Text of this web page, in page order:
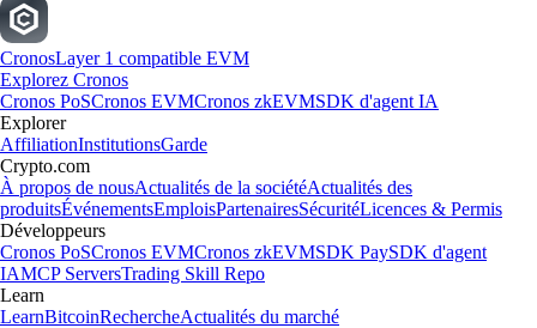
CronosLayer 1 compatible EVM
Explorez Cronos
Cronos PoSCronos EVMCronos zkEVMSDK d'agent IA
Explorer
AffiliationInstitutionsGarde
Crypto.com
À propos de nousActualités de la sociétéActualités des
produitsÉvénementsEmploisPartenairesSécuritéLicences & Permis
Développeurs
Cronos PoSCronos EVMCronos zkEVMSDK PaySDK d'agent
IAMCP ServersTrading Skill Repo
Learn
LearnBitcoinRechercheActualités du marché